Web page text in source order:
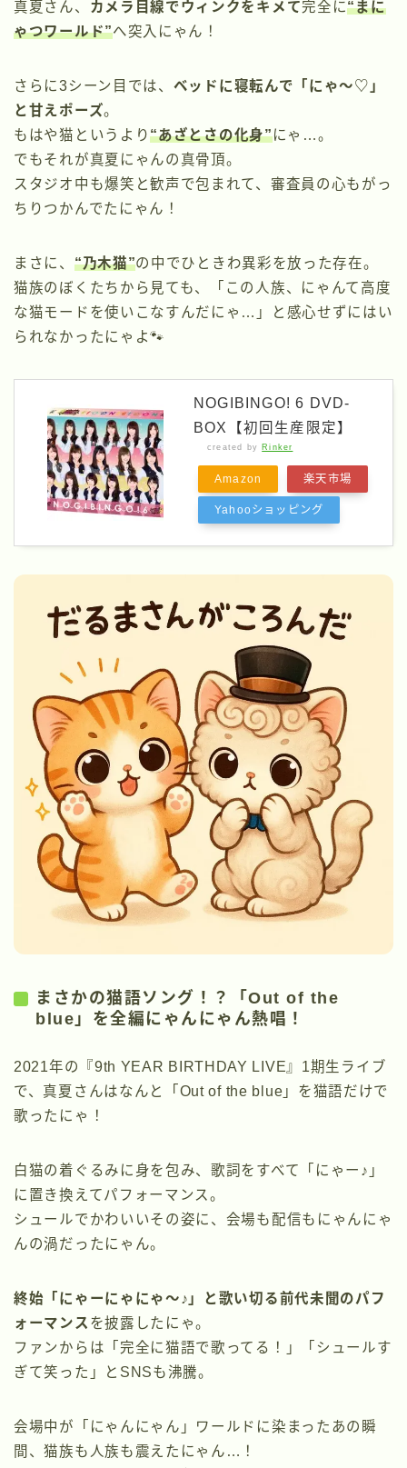
真夏さん、 カメラ目線でウィンクをキメて完全に“まに
ゃつワールド”へ突入にゃん！
さらに3シーン目では、 ベッドに寝転んで「にゃ〜♡」
と甘えポーズ。
もはや猫というより“あざとさの化身”にゃ…。
でもそれが真夏にゃんの真骨頂。
スタジオ中も爆笑と歓声で包まれて、審査員の心もがっ
ちりつかんでたにゃん！
まさに、 “乃木猫”の中でひときわ異彩を放った存在。
猫族のぼくたちから見ても、「この人族、にゃんて高度
な猫モードを使いこなすんだにゃ…」と感心せずにはい
られなかったにゃよ🐾
NOGIBINGO! 6 DVD-
BOX【初回生産限定】
created by Rinker
Amazon 楽天市場
Yahooショッピング
まさかの猫語ソング！？「Out of the
blue」を全編にゃんにゃん熱唱！
2021年の『9th YEAR BIRTHDAY LIVE』1期生ライブ
で、真夏さんはなんと「Out of the blue」を猫語だけで
歌ったにゃ！
白猫の着ぐるみに身を包み、歌詞をすべて「にゃー♪」
に置き換えてパフォーマンス。
シュールでかわいいその姿に、会場も配信もにゃんにゃ
んの渦だったにゃん。
終始「にゃーにゃにゃ〜♪」と歌い切る前代未聞のパフ
ォーマンス を披露したにゃ。
ファンからは「完全に猫語で歌ってる！」「シュールす
ぎて笑った」とSNSも沸騰。
会場中が「にゃんにゃん」ワールドに染まったあの瞬
間、猫族も人族も震えたにゃん…！